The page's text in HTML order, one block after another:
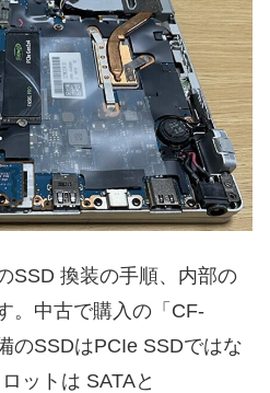
SSD 換装の手順、内部の
。中古で購入の「CF-
のSSDはPCIe SSDではな
ットは SATAと